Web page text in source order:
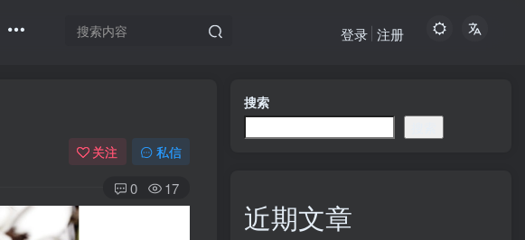
登录 注册
关注 私信
0 17
搜索
近期文章